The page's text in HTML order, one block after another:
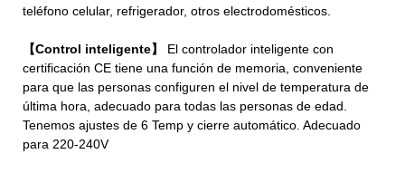
teléfono celular, refrigerador, otros electrodomésticos.
【Control inteligente】 El controlador inteligente con
certificación CE tiene una función de memoria, conveniente
para que las personas configuren el nivel de temperatura de
última hora, adecuado para todas las personas de edad.
Tenemos ajustes de 6 Temp y cierre automático. Adecuado
para 220-240V